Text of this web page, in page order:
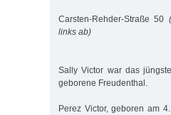
Carsten-Rehder-Straße 50
links ab)
Sally Victor war das
geborene Freudenthal.
Perez Victor, geboren am